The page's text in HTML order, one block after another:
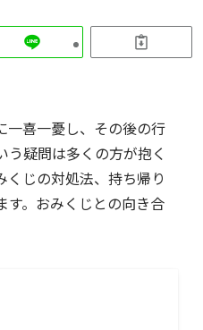
一喜一憂し、その後の行
疑問は多くの方が抱く
じの対処法、持ち帰り
す。おみくじとの向き合